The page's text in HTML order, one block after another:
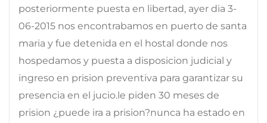
posteriormente puesta en libertad, ayer dia 3-
06-2015 nos encontrabamos en puerto de santa
maria y fue detenida en el hostal donde nos
hospedamos y puesta a disposicion judicial y
ingreso en prision preventiva para garantizar su
presencia en el jucio.le piden 30 meses de
prision ¿puede ira a prision?nunca ha estado en